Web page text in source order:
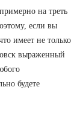
на треть
если вы
имеет не только
выраженный
будете